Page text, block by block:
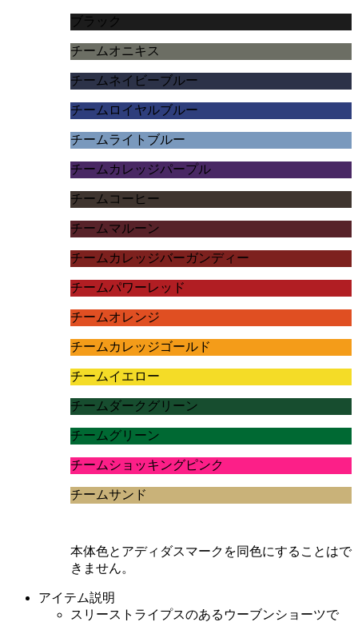
ブラック
チームオニキス
チームネイビーブルー
チームロイヤルブルー
チームライトブルー
チームカレッジパープル
チームコーヒー
チームマルーン
チームカレッジバーガンディー
チームパワーレッド
チームオレンジ
チームカレッジゴールド
チームイエロー
チームダークグリーン
チームグリーン
チームショッキングピンク
チームサンド
本体色とアディダスマークを同色にすることはで
きません。
アイテム説明
スリーストライプスのあるウーブンショーツで